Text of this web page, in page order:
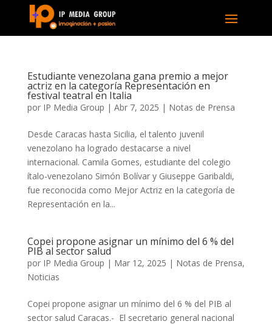
Estudiante venezolana gana premio a mejor
actriz en la categoría Representación en
festival teatral en Italia
por IP Media Group | Abr 7, 2025 | Notas de Prensa
Desde Caracas hasta Sicilia, el talento juvenil
venezolano ha logrado destacarse a nivel
internacional. Camila Gomes, estudiante del colegio
ítalo-venezolano Simón Bolívar y Giuseppe Garibaldi,
fue reconocida como Mejor Actriz en la categoría de
Representación en la...
Copei propone asignar un mínimo del 6 % del
PIB al sector salud
por IP Media Group | Mar 12, 2025 | Notas de Prensa,
Noticias
Copei propone asignar un mínimo del 6 % del PIB al
sector salud Caracas.- El secretario general nacional